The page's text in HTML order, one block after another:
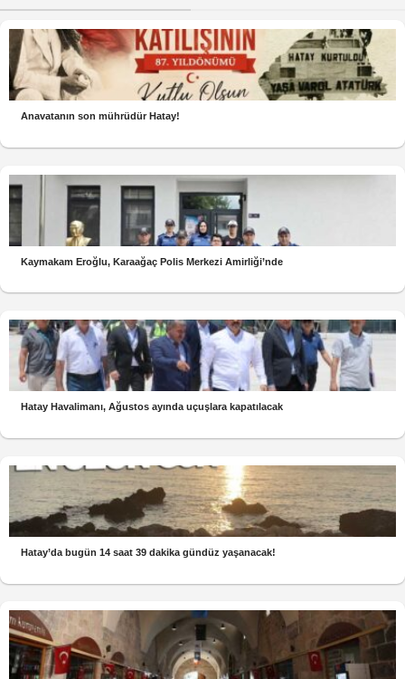
Anavatanın son mührüdür Hatay!
Kaymakam Eroğlu, Karaağaç Polis Merkezi Amirliği’nde
Hatay Havalimanı, Ağustos ayında uçuşlara kapatılacak
Hatay’da bugün 14 saat 39 dakika gündüz yaşanacak!